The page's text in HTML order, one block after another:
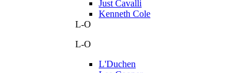
Just Cavalli
Kenneth Cole
L-O
L-O
L'Duchen